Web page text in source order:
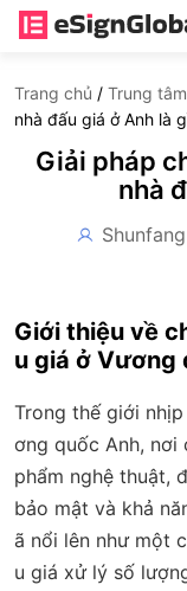
Trang chủ / Trung
nhà đấu giá ở Anh là
Giải pháp
nhà
Shunfang
Giới thiệu về
u giá ở Vương
Trong thế giới
ơng quốc Anh,
phẩm nghệ thuật,
bảo mật và khả
ã nổi lên như một
u giá xử lý số